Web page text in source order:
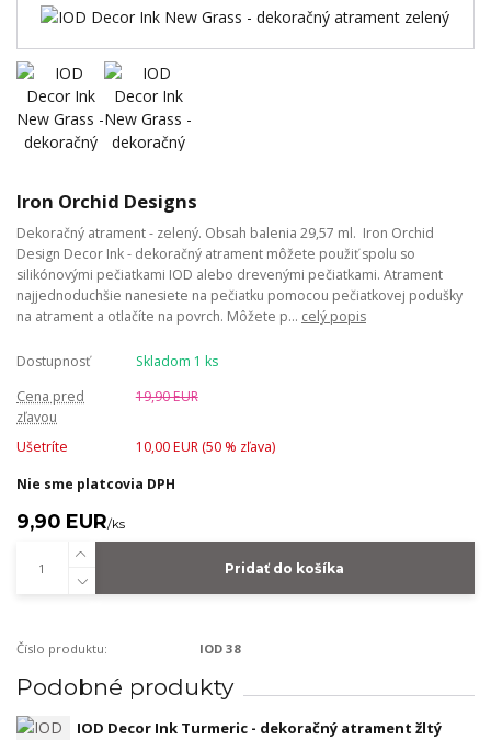
Iron Orchid Designs
Dekoračný atrament - zelený. Obsah balenia 29,57 ml. Iron Orchid
Design Decor Ink - dekoračný atrament môžete použiť spolu so
silikónovými pečiatkami IOD alebo drevenými pečiatkami. Atrament
najjednoduchšie nanesiete na pečiatku pomocou pečiatkovej podušky
na atrament a otlačíte na povrch. Môžete p... celý popis
Dostupnosť
Skladom 1 ks
Cena pred
zľavou
19,90 EUR
Ušetríte 10,00 EUR (50% zľava)
Nie sme platcovia DPH
9,90 EUR/ks
Pridať do košíka
Číslo produktu: IOD 38
Podobné produkty
IOD Decor Ink Turmeric - dekoračný atrament žltý